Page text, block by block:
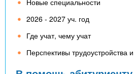
2026 - 2027 уч. год
Где учат, чему учат
Перспективы трудоустройства